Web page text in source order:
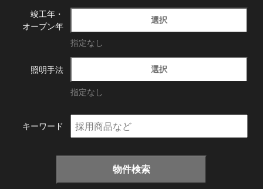
竣工年・
オープン年
選択
指定なし
照明手法 選択
指定なし
キーワード
物件検索